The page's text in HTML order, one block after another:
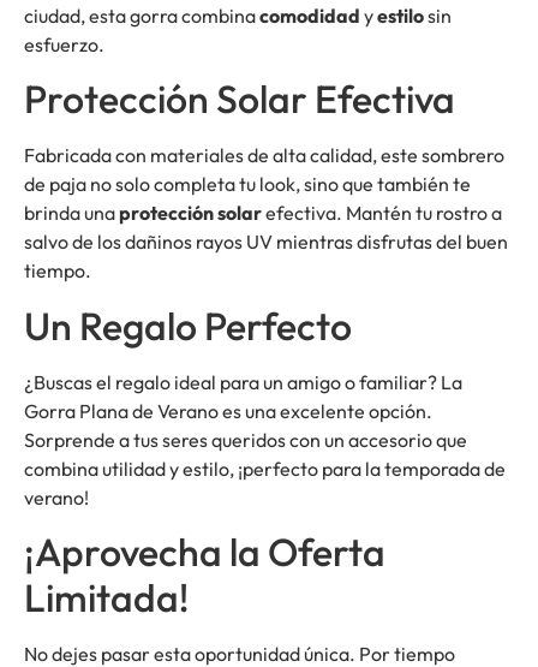
ciudad, esta gorra combinacomodidad yestilosin
esfuerzo.
Protección Solar Efectiva
Fabricada con materiales de alta calidad, este sombrero
de paja no solo completa tu look, sino que también te
brinda unaprotección solarefectiva. Mantén tu rostro a
salvo de los dañinos rayos UV mientras disfrutas del buen
tiempo.
Un Regalo Perfecto
¿Buscas el regalo ideal para un amigo o familiar? La
Gorra Plana de Verano es una excelente opción.
Sorprende a tus seres queridos con un accesorio que
combina utilidad y estilo, ¡perfecto para la temporada de
verano!
¡Aprovecha la Oferta
Limitada!
No dejes pasar esta oportunidad única. Por tiempo